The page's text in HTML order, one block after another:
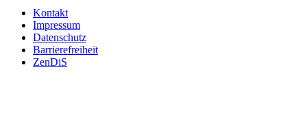
Kontakt
Impressum
Datenschutz
Barrierefreiheit
ZenDiS